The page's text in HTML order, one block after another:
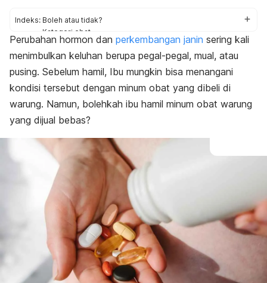
Indeks: Boleh atau tidak?
Kategori obat
Dampak buruk
Perubahan hormon dan perkembangan janin sering kali
menimbulkan keluhan berupa pegal-pegal, mual, atau
pusing. Sebelum hamil, Ibu mungkin bisa menangani
kondisi tersebut dengan minum obat yang dibeli di
warung. Namun, bolehkah ibu hamil minum obat warung
yang dijual bebas?